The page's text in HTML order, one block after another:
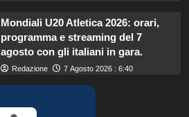
Mondiali U20 Atletica 2026: orari,
programma e streaming del 7
agosto con gli italiani in gara.
Redazione 7 Agosto 2026 : 6:40